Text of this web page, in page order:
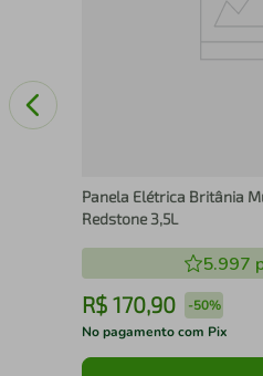
Panela Elétrica Britânia
Redstone 3,5L
5.997
R$ 170,90 -50%
No pagamento com Pix